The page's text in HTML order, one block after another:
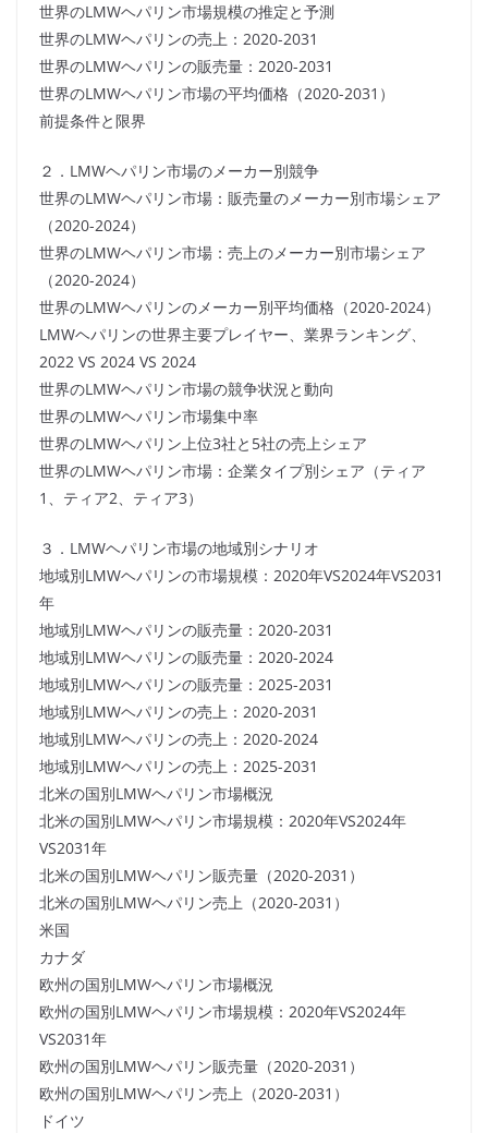
世界のLMWヘパリン市場規模の推定と予測
世界のLMWヘパリンの売上：2020-2031
世界のLMWヘパリンの販売量：2020-2031
世界のLMWヘパリン市場の平均価格（2020-2031）
前提条件と限界
２．LMWヘパリン市場のメーカー別競争
世界のLMWヘパリン市場：販売量のメーカー別市場シェア
（2020-2024）
世界のLMWヘパリン市場：売上のメーカー別市場シェア
（2020-2024）
世界のLMWヘパリンのメーカー別平均価格（2020-2024）
LMWヘパリンの世界主要プレイヤー、業界ランキング、
2022 VS 2024 VS 2024
世界のLMWヘパリン市場の競争状況と動向
世界のLMWヘパリン市場集中率
世界のLMWヘパリン上位3社と5社の売上シェア
世界のLMWヘパリン市場：企業タイプ別シェア（ティア
1、ティア2、ティア3）
３．LMWヘパリン市場の地域別シナリオ
地域別LMWヘパリンの市場規模：2020年VS2024年VS2031
年
地域別LMWヘパリンの販売量：2020-2031
地域別LMWヘパリンの販売量：2020-2024
地域別LMWヘパリンの販売量：2025-2031
地域別LMWヘパリンの売上：2020-2031
地域別LMWヘパリンの売上：2020-2024
地域別LMWヘパリンの売上：2025-2031
北米の国別LMWヘパリン市場概況
北米の国別LMWヘパリン市場規模：2020年VS2024年
VS2031年
北米の国別LMWヘパリン販売量（2020-2031）
北米の国別LMWヘパリン売上（2020-2031）
米国
カナダ
欧州の国別LMWヘパリン市場概況
欧州の国別LMWヘパリン市場規模：2020年VS2024年
VS2031年
欧州の国別LMWヘパリン販売量（2020-2031）
欧州の国別LMWヘパリン売上（2020-2031）
ドイツ